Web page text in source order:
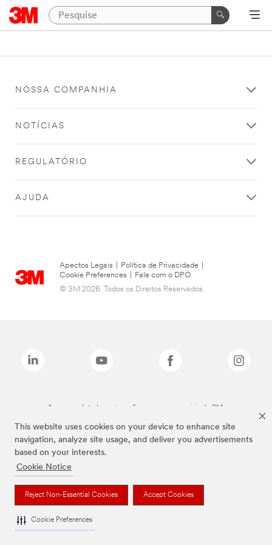
This website uses cookies on your device to enhance site
navigation, analyze site usage, and deliver you advertisements
based on your interests.
Cookie Notice
Reject Non-Essential Cookies Accept Cookies
Cookie Preferences
NOSSA COMPANHIA
NOTÍCIAS
REGULATÓRIO
AJUDA
Apectos Legais Política de Privacidade
Cookie Preferences
Fale com o DPO
© 3M 2026. Todos os Direitos Reservados.
As marcas listadas a cima são marcas comerciais da 3M.